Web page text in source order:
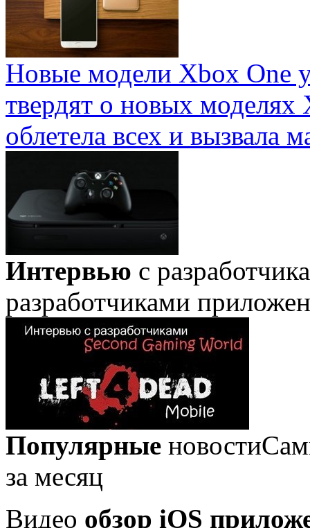
Новые модели Xbox One
твердят о новых
облетела всех и вызвала
Интервью с
разработчиками
Популярные новости
за месяц
Видео обзор iOS